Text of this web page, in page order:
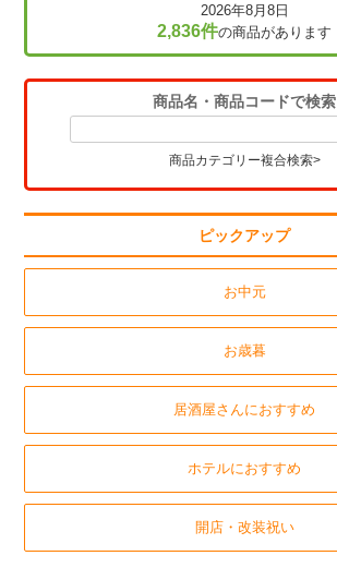
2026年8月8日
2,836件の商品があります
商品名・商品コードで検索
商品カテゴリー複合検索>
ピックアップ
お中元
お歳暮
居酒屋さんにおすすめ
ホテルにおすすめ
開店・改装祝い